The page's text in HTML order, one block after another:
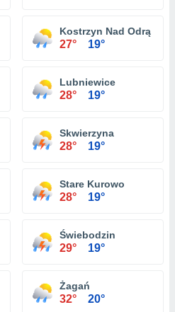
Kostrzyn Nad Odrą
27° 19°
Lubniewice
28° 19°
Skwierzyna
28° 19°
Stare Kurowo
28° 19°
Świebodzin
29° 19°
Żagań
32° 20°